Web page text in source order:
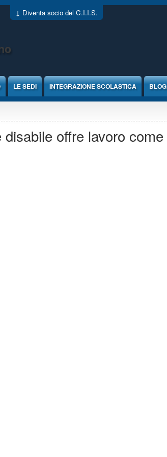
↓ Diventa socio del C.I.I.S.
LE SEDI INTEGRAZIONE SCOLASTICA BLOG
offre lavoro come